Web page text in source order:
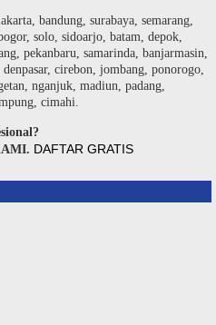
bandung, surabaya, semarang,
solo, sidoarjo, batam, depok,
pekanbaru, samarinda, banjarmasin,
cirebon, jombang, ponorogo,
nganjuk, madiun, padang,
cimahi.
DAFTAR GRATIS